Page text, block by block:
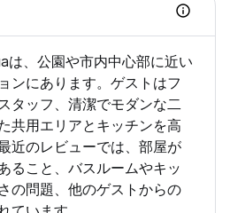
、公園や市内中心部に近い
ンにあります。ゲストはフ
タッフ、清潔でモダンな二
共用エリアとキッチンを高
近のレビューでは、部屋が
ること、バスルームやキッ
の問題、他のゲストからの